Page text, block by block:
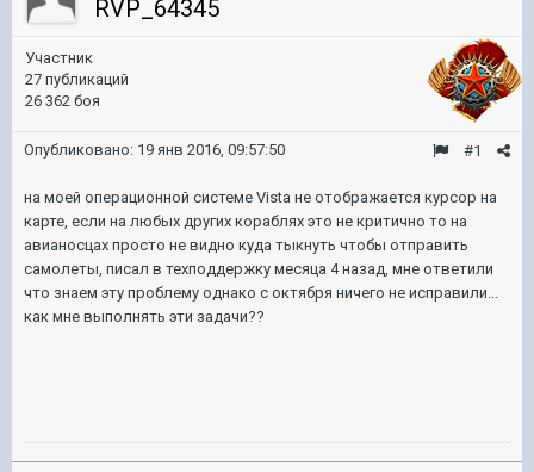
RVP_64345
Участник
27 публикаций
26 362 боя
#1
Опубликовано: 19 янв 2016, 09:57:50
на моей операционной системе Vista не отображается курсор на
карте, если на любых других кораблях это не критично то на
авианосцах просто не видно куда тыкнуть чтобы отправить
самолеты, писал в техподдержку месяца 4 назад, мне ответили
что знаем эту проблему однако с октября ничего не исправили...
как мне выполнять эти задачи??